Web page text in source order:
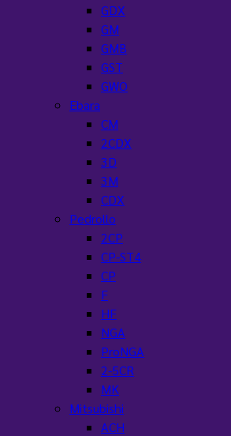
GDX
GM
GMB
GST
GWO
Ebara
CM
2CDX
3D
3M
CDX
Pedrollo
2CP
CP-ST4
CP
F
HF
NGA
ProNGA
2-5CR
MK
Mitsubishi
ACH